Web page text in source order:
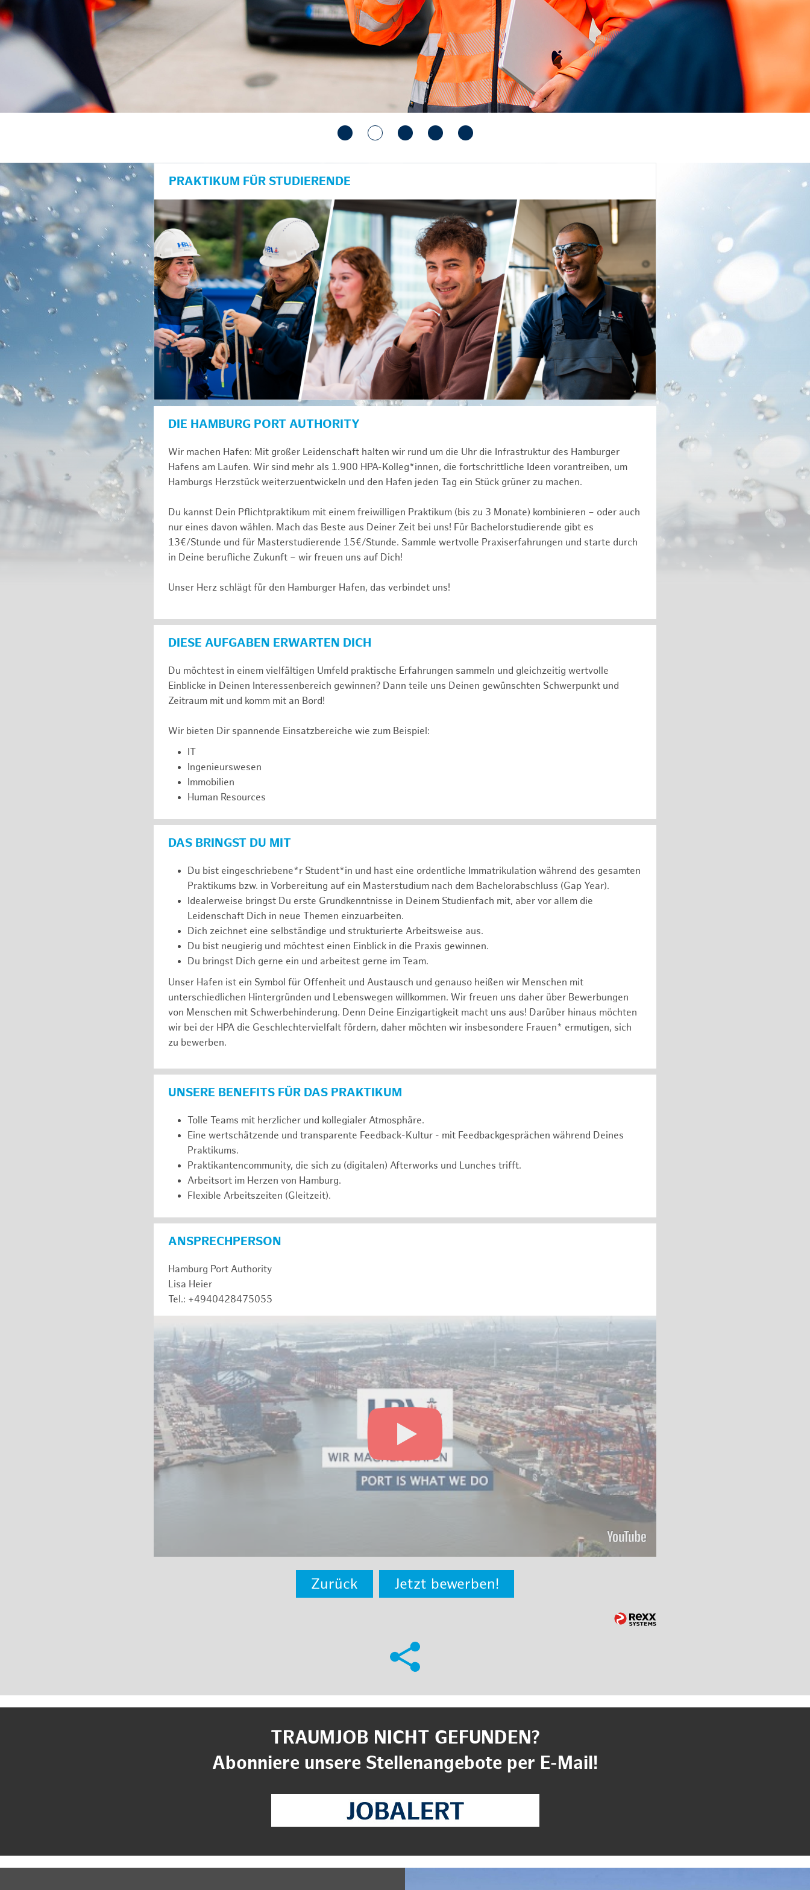
anzeigen/schließen
PRAKTIKUM FÜR STUDIERENDE
DIE HAMBURG PORT AUTHORITY
Wir machen Hafen: Mit großer Leidenschaft halten wir rund um die Uhr die Infrastruktur des Hamburger
Hafens am Laufen. Wir sind mehr als 1.900 HPA-Kolleg*innen, die fortschrittliche Ideen vorantreiben, um
Hamburgs Herzstück weiterzuentwickeln und den Hafen jeden Tag ein Stück grüner zu machen.
Du kannst Dein Pflichtpraktikum mit einem freiwilligen Praktikum (bis zu 3 Monate) kombinieren – oder auch
nur eines davon wählen. Mach das Beste aus Deiner Zeit bei uns! Für Bachelorstudierende gibt es
13€/Stunde und für Masterstudierende 15€/Stunde. Sammle wertvolle Praxiserfahrungen und starte durch
in Deine berufliche Zukunft – wir freuen uns auf Dich!
Unser Herz schlägt für den Hamburger Hafen, das verbindet uns!
DIESE AUFGABEN ERWARTEN DICH
Du möchtest in einem vielfältigen Umfeld praktische Erfahrungen sammeln und gleichzeitig wertvolle
Einblicke in Deinen Interessenbereich gewinnen? Dann teile uns Deinen gewünschten Schwerpunkt und
Zeitraum mit und komm mit an Bord!
Wir bieten Dir spannende Einsatzbereiche wie zum Beispiel:
IT
Ingenieurswesen
Immobilien
Human Resources
DAS BRINGST DU MIT
Du bist eingeschriebene*r Student*in und hast eine ordentliche Immatrikulation während des gesamten
Praktikums bzw. in Vorbereitung auf ein Masterstudium nach dem Bachelorabschluss (Gap Year).
Idealerweise bringst Du erste Grundkenntnisse in Deinem Studienfach mit, aber vor allem die
Leidenschaft Dich in neue Themen einzuarbeiten.
Dich zeichnet eine selbständige und strukturierte Arbeitsweise aus.
Du bist neugierig und möchtest einen Einblick in die Praxis gewinnen.
Du bringst Dich gerne ein und arbeitest gerne im Team.
Unser Hafen ist ein Symbol für Offenheit und Austausch und genauso heißen wir Menschen mit
unterschiedlichen Hintergründen und Lebenswegen willkommen. Wir freuen uns daher über Bewerbungen
von Menschen mit Schwerbehinderung. Denn Deine Einzigartigkeit macht uns aus! Darüber hinaus möchten
wir bei der HPA die Geschlechtervielfalt fördern, daher möchten wir insbesondere Frauen* ermutigen, sich
zu bewerben.
UNSERE BENEFITS FÜR DAS PRAKTIKUM
Tolle Teams mit herzlicher und kollegialer Atmosphäre.
Eine wertschätzende und transparente Feedback-Kultur - mit Feedbackgesprächen während Deines
Praktikums.
Praktikantencommunity, die sich zu (digitalen) Afterworks und Lunches trifft.
Arbeitsort im Herzen von Hamburg.
Flexible Arbeitszeiten (Gleitzeit).
ANSPRECHPERSON
Hamburg Port Authority
Lisa Heier
Tel.: +4940428475055
Zurück Jetzt bewerben!
TRAUMJOB NICHT GEFUNDEN?
Abonniere unsere Stellenangebote per E-Mail!